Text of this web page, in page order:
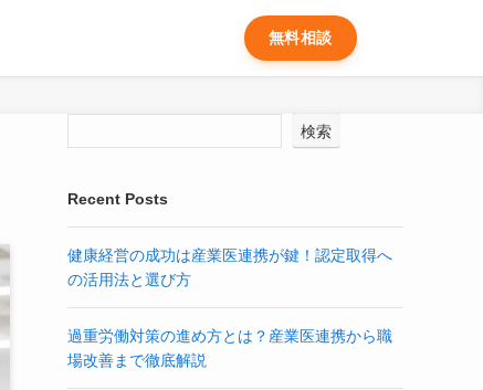
無料相談
検索
Recent Posts
健康経営の成功は産業医連携が鍵！認定取得へ
の活用法と選び方
過重労働対策の進め方とは？産業医連携から職
場改善まで徹底解説